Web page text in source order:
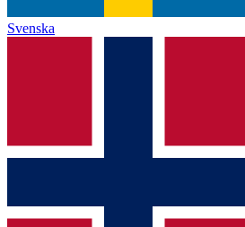
Svenska